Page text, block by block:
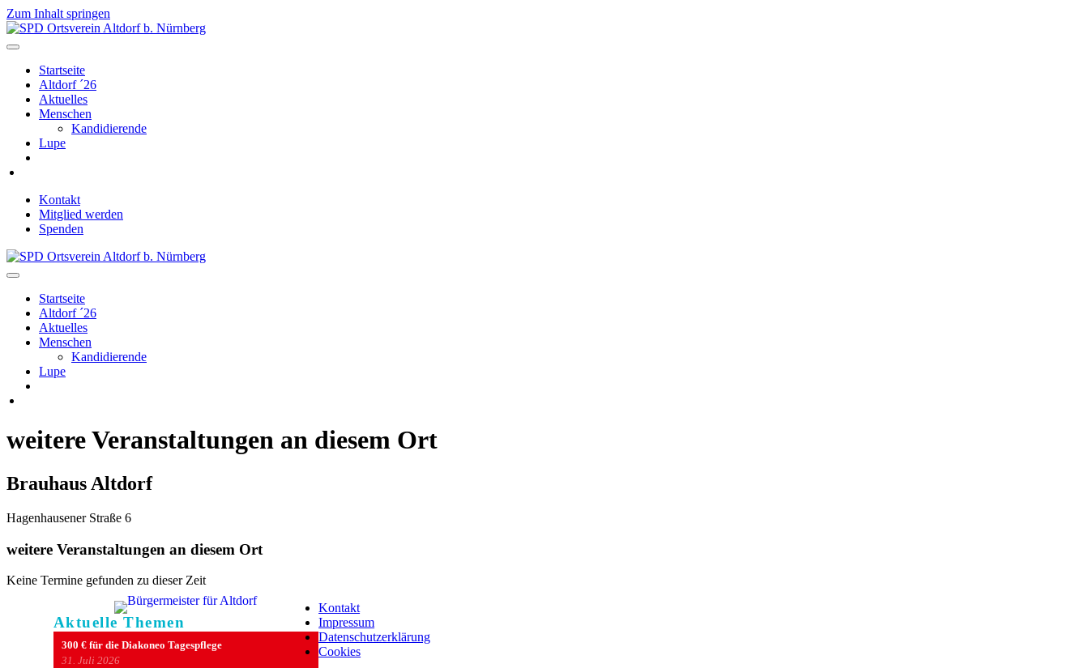
Zum Inhalt springen
Navigation
Startseite
Altdorf ´26
Aktuelles
Menschen
Kandidierende
Lupe
Kontakt
Mitglied werden
Spenden
Navigation
Startseite
Altdorf ´26
Aktuelles
Menschen
Kandidierende
Lupe
weitere Veranstaltungen an diesem Ort
Brauhaus Altdorf
Hagenhausener Straße 6
weitere Veranstaltungen an diesem Ort
Keine Termine gefunden zu dieser Zeit
Aktuelle Themen
300 € für die Diakoneo Tagespflege
31. Juli 2026
Kontakt
Impressum
Datenschutzerklärung
Cookies